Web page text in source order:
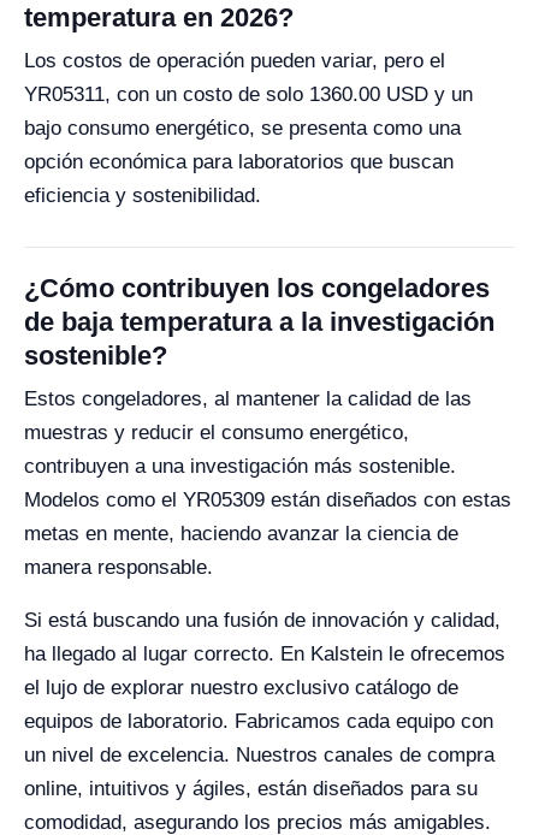
temperatura en 2026?
Los costos de operación pueden variar, pero el
YR05311, con un costo de solo 1360.00 USD y un
bajo consumo energético, se presenta como una
opción económica para laboratorios que buscan
eficiencia y sostenibilidad.
¿Cómo contribuyen los congeladores
de baja temperatura a la investigación
sostenible?
Estos congeladores, al mantener la calidad de las
muestras y reducir el consumo energético,
contribuyen a una investigación más sostenible.
Modelos como el YR05309 están diseñados con estas
metas en mente, haciendo avanzar la ciencia de
manera responsable.
Si está buscando una fusión de innovación y calidad,
ha llegado al lugar correcto. En Kalstein le ofrecemos
el lujo de explorar nuestro exclusivo catálogo de
equipos de laboratorio. Fabricamos cada equipo con
un nivel de excelencia. Nuestros canales de compra
online, intuitivos y ágiles, están diseñados para su
comodidad, asegurando los precios más amigables.